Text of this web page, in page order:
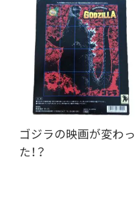
ゴジラの映画が変わっ
た！？